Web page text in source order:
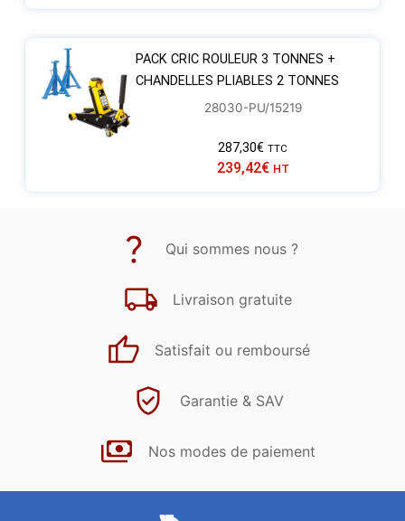
PACK CRIC ROULEUR 3 TONNES +
CHANDELLES PLIABLES 2 TONNES
28030-PU/15219
287,30€ TTC
239,42€ HT
Qui sommes nous ?
Livraison gratuite
Satisfait ou remboursé
Garantie & SAV
Nos modes de paiement